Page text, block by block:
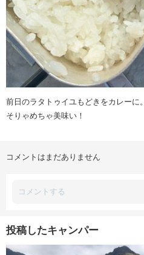
前日のラタトゥイユもどきをカレーに。
そりゃめちゃ美味い！
コメントはまだありません
投稿したキャンパー